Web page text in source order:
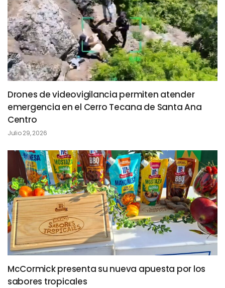
Drones de videovigilancia permiten atender
emergencia en el Cerro Tecana de Santa Ana
Centro
Julio 29, 2026
McCormick presenta su nueva apuesta por los
sabores tropicales